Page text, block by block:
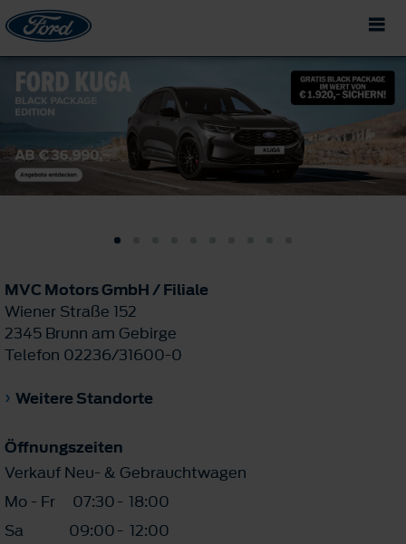
MVC Motors GmbH / Filiale
Wiener Straße 152
2345 Brunn am Gebirge
Telefon 02236/31600-0
Weitere Standorte
Öffnungszeiten
Verkauf Neu- & Gebrauchtwagen
Mo - Fr
07:30- 18:00
Sa
09:00- 12:00